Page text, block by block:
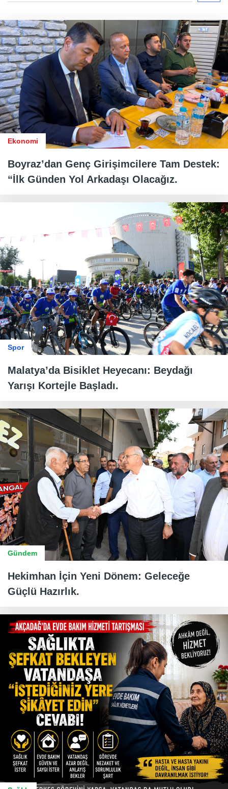
Ekonomi
Boyraz’dan Genç Girişimcilere Tam Destek:
“İlk Günden Yol Arkadaşı Olacağız.
Spor
Malatya’da Bisiklet Heyecanı: Beydağı
Yarışı Kortejle Başladı.
Gündem
Hekimhan İçin Yeni Dönem: Geleceğe
Güçlü Hazırlık.